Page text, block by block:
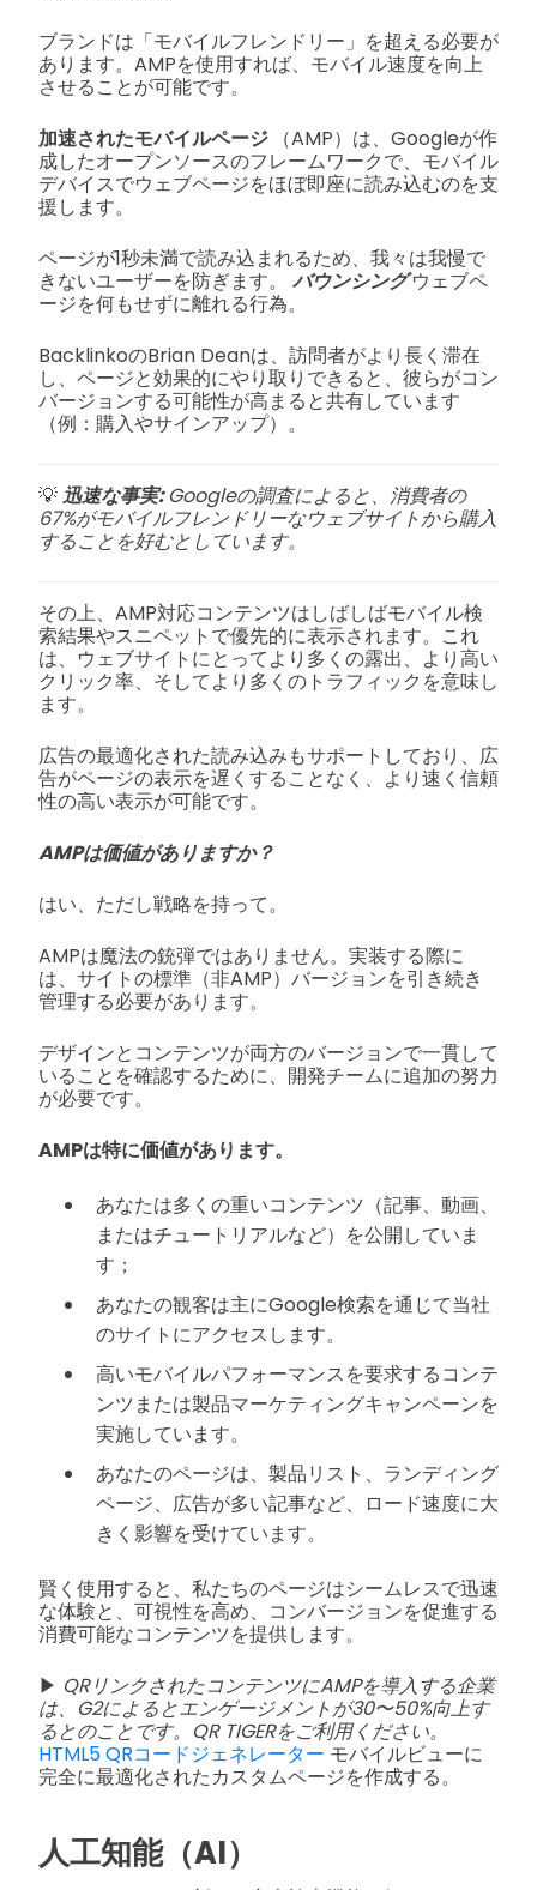
ブランドは「モバイルフレンドリー」を超える必要が
あります。AMPを使用すれば、モバイル速度を向上
させることが可能です。
加速されたモバイルページ （AMP）は、Googleが作
成したオープンソースのフレームワークで、モバイル
デバイスでウェブページをほぼ即座に読み込むのを支
援します。
ページが1秒未満で読み込まれるため、我々は我慢で
きないユーザーを防ぎます。 バウンシングウェブペ
ージを何もせずに離れる行為。
BacklinkoのBrian Deanは、訪問者がより長く滞在
し、ページと効果的にやり取りできると、彼らがコン
バージョンする可能性が高まると共有しています
（例：購入やサインアップ）。
💡迅速な事実:Googleの調査によると、消費者の
67%がモバイルフレンドリーなウェブサイトから購入
することを好むとしています。
その上、AMP対応コンテンツはしばしばモバイル検
索結果やスニペットで優先的に表示されます。これ
は、ウェブサイトにとってより多くの露出、より高い
クリック率、そしてより多くのトラフィックを意味し
ます。
広告の最適化された読み込みもサポートしており、広
告がページの表示を遅くすることなく、より速く信頼
性の高い表示が可能です。
AMPは価値がありますか？
はい、ただし戦略を持って。
AMPは魔法の銃弾ではありません。実装する際に
は、サイトの標準（非AMP）バージョンを引き続き
管理する必要があります。
デザインとコンテンツが両方のバージョンで一貫して
いることを確認するために、開発チームに追加の努力
が必要です。
AMPは特に価値があります。
あなたは多くの重いコンテンツ（記事、動画、
またはチュートリアルなど）を公開していま
す；
あなたの観客は主にGoogle検索を通じて当社
のサイトにアクセスします。
高いモバイルパフォーマンスを要求するコンテ
ンツまたは製品マーケティングキャンペーンを
実施しています。
あなたのページは、製品リスト、ランディング
ページ、広告が多い記事など、ロード速度に大
きく影響を受けています。
賢く使用すると、私たちのページはシームレスで迅速
な体験と、可視性を高め、コンバージョンを促進する
消費可能なコンテンツを提供します。
▶ QRリンクされたコンテンツにAMPを導入する企業
は、G2によるとエンゲージメントが30〜50%向上す
るとのことです。QR TIGERをご利用ください。
HTML5 QRコードジェネレーター モバイルビューに
完全に最適化されたカスタムページを作成する。
人工知能（AI）